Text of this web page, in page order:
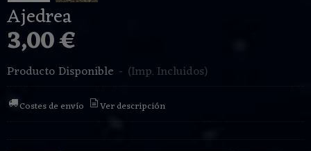
Ajedrea
3,00 €
Producto Disponible - (Imp. Incluidos)
Costes de envío Ver descripción